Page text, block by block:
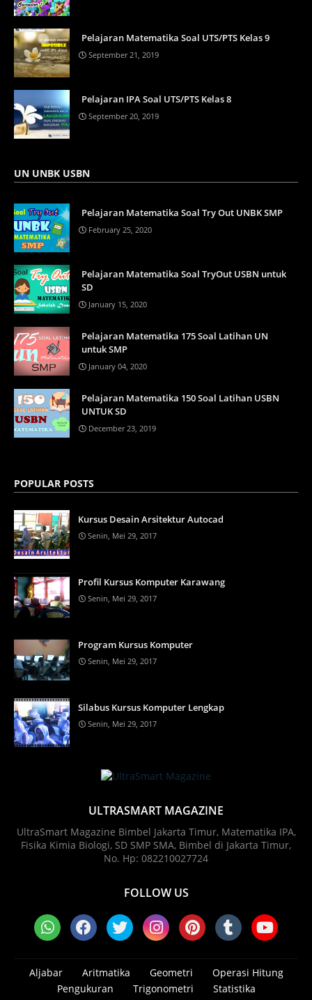
Pelajaran Matematika Soal UTS/PTS Kelas 9
September 21, 2019
Pelajaran IPA Soal UTS/PTS Kelas 8
September 20, 2019
UN UNBK USBN
Pelajaran Matematika Soal Try Out UNBK SMP
February 25, 2020
Pelajaran Matematika Soal TryOut USBN untuk
SD
January 15, 2020
Pelajaran Matematika 175 Soal Latihan UN
untuk SMP
January 04, 2020
Pelajaran Matematika 150 Soal Latihan USBN
UNTUK SD
December 23, 2019
POPULAR POSTS
Kursus Desain Arsitektur Autocad
Senin, Mei 29, 2017
Profil Kursus Komputer Karawang
Senin, Mei 29, 2017
Program Kursus Komputer
Senin, Mei 29, 2017
Silabus Kursus Komputer Lengkap
Senin, Mei 29, 2017
ULTRASMART MAGAZINE
UltraSmart Magazine Bimbel Jakarta Timur, Matematika IPA,
Fisika Kimia Biologi, SD SMP SMA, Bimbel di Jakarta Timur,
No. Hp: 082210027724
FOLLOW US
Aljabar Aritmatika Geometri
Operasi Hitung
Pengukuran
Trigonometri
Statistika